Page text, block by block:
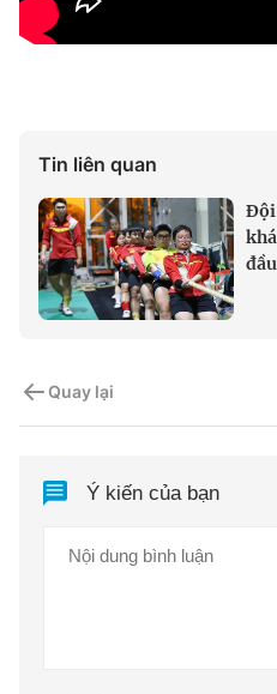
Tin liên quan
Đội
Quay lại
Ý kiến của bạn